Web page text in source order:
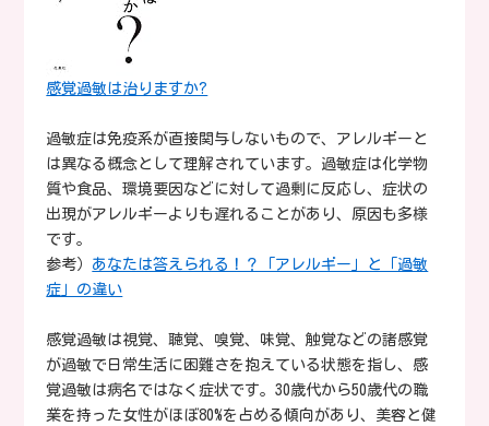
感覚過敏は治りますか?
過敏症は免疫系が直接関与しないもので、アレルギーと
は異なる概念として理解されています。過敏症は化学物
質や食品、環境要因などに対して過剰に反応し、症状の
出現がアレルギーよりも遅れることがあり、原因も多様
です。
参考） あなたは答えられる！？「アレルギー」と「過敏
症」の違い
感覚過敏は視覚、聴覚、嗅覚、味覚、触覚などの諸感覚
が過敏で日常生活に困難さを抱えている状態を指し、感
覚過敏は病名ではなく症状です。30歳代から50歳代の職
業を持った女性がほぼ80%を占める傾向があり、美容と健